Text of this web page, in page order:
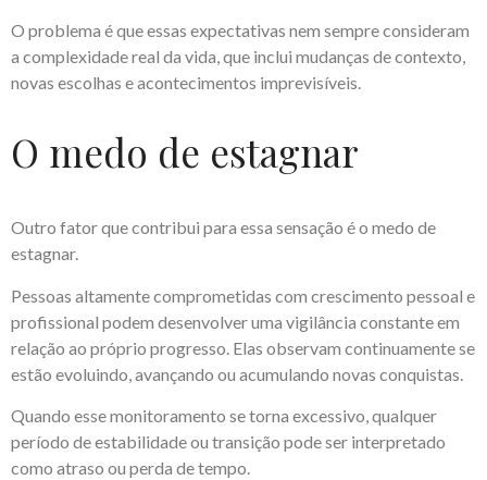
O problema é que essas expectativas nem sempre consideram
a complexidade real da vida, que inclui mudanças de contexto,
novas escolhas e acontecimentos imprevisíveis.
O medo de estagnar
Outro fator que contribui para essa sensação é o medo de
estagnar.
Pessoas altamente comprometidas com crescimento pessoal e
profissional podem desenvolver uma vigilância constante em
relação ao próprio progresso. Elas observam continuamente se
estão evoluindo, avançando ou acumulando novas conquistas.
Quando esse monitoramento se torna excessivo, qualquer
período de estabilidade ou transição pode ser interpretado
como atraso ou perda de tempo.